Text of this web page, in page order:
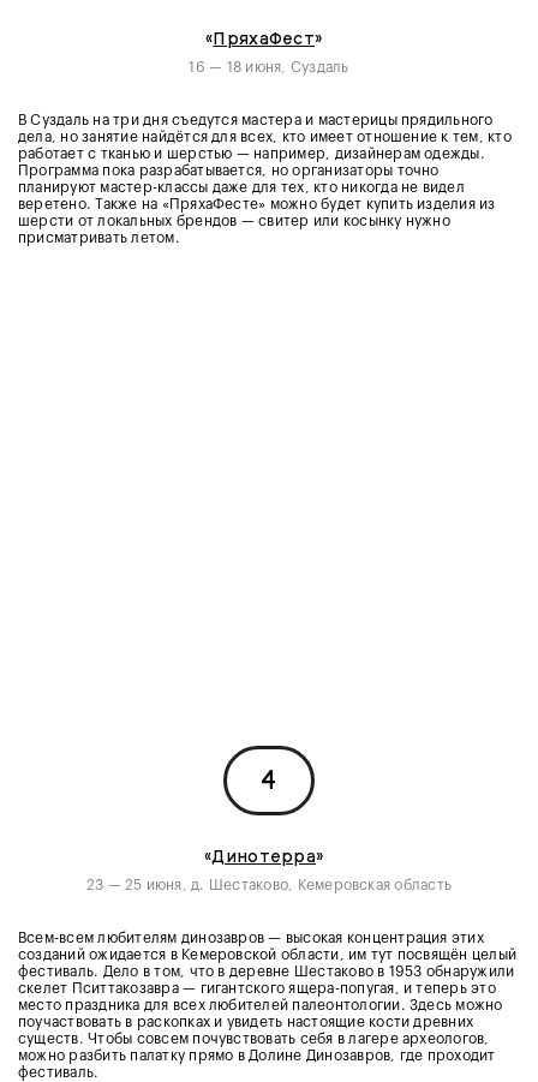
«ПряхаФест»
16 — 18 июня, Суздаль
В Суздаль на три дня съедутся мастера и мастерицы прядильного
дела, но занятие найдётся для всех, кто имеет отношение к тем, кто
работает с тканью и шерстью — например, дизайнерам одежды.
Программа пока разрабатывается, но организаторы точно
планируют мастер-классы даже для тех, кто никогда не видел
веретено. Также на «ПряхаФесте» можно будет купить изделия из
шерсти от локальных брендов — свитер или косынку нужно
присматривать летом.
4
«Динотерра»
23 — 25 июня, д. Шестаково, Кемеровская область
Всем-всем любителям динозавров — высокая концентрация этих
созданий ожидается в Кемеровской области, им тут посвящён целый
фестиваль. Дело в том, что в деревне Шестаково в 1953 обнаружили
скелет Пситтакозавра — гигантского ящера-попугая, и теперь это
место праздника для всех любителей палеонтологии. Здесь можно
поучаствовать в раскопках и увидеть настоящие кости древних
существ. Чтобы совсем почувствовать себя в лагере археологов,
можно разбить палатку прямо в Долине Динозавров, где проходит
фестиваль.